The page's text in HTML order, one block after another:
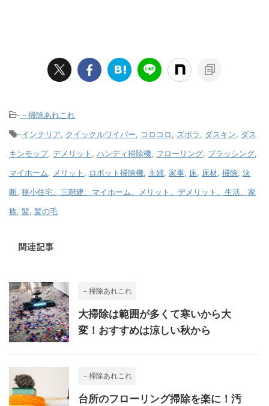
- －掃除あれこれ
-インテリア, クイックルワイパー, コロコロ, ズボラ, ダスキン, ダス
キンモップ, デメリット , ハンディ掃除機, フローリング, ブラッシング,
マイホーム, メリット , ロボット掃除機, 主婦, 家事, 床, 床材, 掃除, 決
断, 狭小住宅、三階建、マイホーム、メリット、デメリット、生活、家
族, 髪, 髪の毛
関連記事
－掃除あれこれ
大掃除は範囲が多くて寒いから大
変！おすすめは涼しい秋から
－掃除あれこれ
台所のフローリング掃除を楽に！汚